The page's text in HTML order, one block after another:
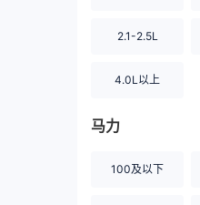
2.1-2.5L
4.0L以上
马力
100及以下